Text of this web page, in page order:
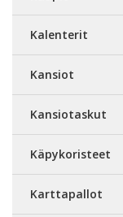
Kalenterit
Kansiot
Kansiotaskut
Käpykoristeet
Karttapallot